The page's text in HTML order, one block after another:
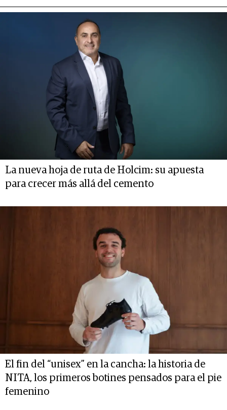
La nueva hoja de ruta de Holcim: su apuesta
para crecer más allá del cemento
El fin del “unisex” en la cancha: la historia de
NITA, los primeros botines pensados para el pie
femenino